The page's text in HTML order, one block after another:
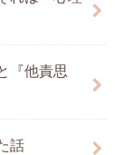
『他責思
話